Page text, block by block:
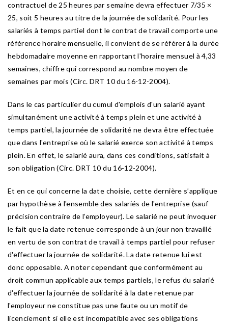
contractuel de 25 heures par semaine devra effectuer 7/35 ×
25, soit 5 heures au titre de la journée de solidarité. Pour les
salariés à temps partiel dont le contrat de travail comporte une
référence horaire mensuelle, il convient de se référer à la durée
hebdomadaire moyenne en rapportant l'horaire mensuel à 4,33
semaines, chiffre qui correspond au nombre moyen de
semaines par mois (Circ. DRT 10 du 16-12-2004).
Dans le cas particulier du cumul d'emplois d'un salarié ayant
simultanément une activité à temps plein et une activité à
temps partiel, la journée de solidarité ne devra être effectuée
que dans l'entreprise où le salarié exerce son activité à temps
plein. En effet, le salarié aura, dans ces conditions, satisfait à
son obligation (Circ. DRT 10 du 16-12-2004).
Et en ce qui concerne la date choisie, cette dernière s’applique
par hypothèse à l'ensemble des salariés de l'entreprise (sauf
précision contraire de l’employeur). Le salarié ne peut invoquer
le fait que la date retenue corresponde à un jour non travaillé
en vertu de son contrat de travail à temps partiel pour refuser
d'effectuer la journée de solidarité. La date retenue lui est
donc opposable. A noter cependant que conformément au
droit commun applicable aux temps partiels, le refus du salarié
d'effectuer la journée de solidarité à la date retenue par
l'employeur ne constitue pas une faute ou un motif de
licenciement si elle est incompatible avec ses obligations